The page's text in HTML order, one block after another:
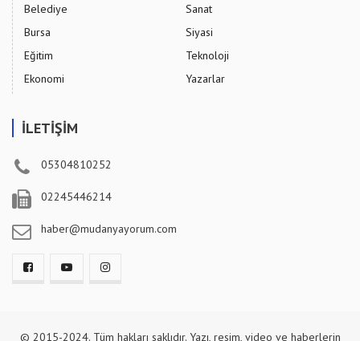
Belediye
Bursa
Eğitim
Ekonomi
Sanat
Siyasi
Teknoloji
Yazarlar
İLETİŞİM
05304810252
02245446214
haber@mudanyayorum.com
© 2015-2024. Tüm hakları saklıdır. Yazı, resim, video ve haberlerin